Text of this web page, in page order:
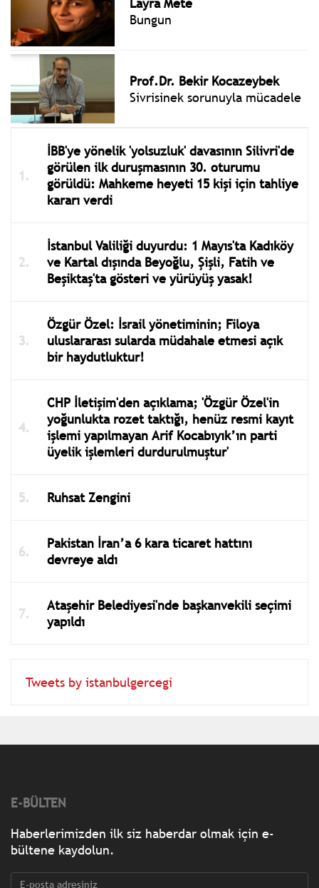
Layra Mete
Bungun
Prof.Dr. Bekir Kocazeybek
Sivrisinek sorunuyla mücadele
İBB'ye yönelik 'yolsuzluk' davasının Silivri'de
görülen ilk duruşmasının 30. oturumu
görüldü: Mahkeme heyeti 15 kişi için tahliye
kararı verdi
İstanbul Valiliği duyurdu: 1 Mayıs'ta Kadıköy
ve Kartal dışında Beyoğlu, Şişli, Fatih ve
Beşiktaş'ta gösteri ve yürüyüş yasak!
Özgür Özel: İsrail yönetiminin; Filoya
uluslararası sularda müdahale etmesi açık
bir haydutluktur!
CHP İletişim'den açıklama; 'Özgür Özel'in
yoğunlukta rozet taktığı, henüz resmi kayıt
işlemi yapılmayan Arif Kocabıyık’ın parti
üyelik işlemleri durdurulmuştur'
Ruhsat Zengini
Pakistan İran’a 6 kara ticaret hattını
devreye aldı
Ataşehir Belediyesi'nde başkanvekili seçimi
yapıldı
Tweets by istanbulgercegi
E-BÜLTEN
Haberlerimizden ilk siz haberdar olmak için e-
bültene kaydolun.